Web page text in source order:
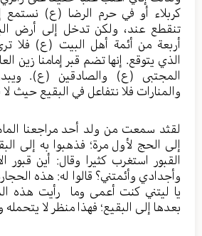
كربلاء أو في حرم الرضا (ع) نستمع
تنقطع عند، ولكن تدخل إلى أرض
أربعة من أئمة أهل البيت (ع) فلا
الذي يتوقع. إنها تضم قبر إمامنا زين
المجتبى (ع) والصادقين (ع). ويبدو
والمنارات فلا نتفاعل في البقيع حيث لا
لقثد سمعت من ولد أحد مراجعنا
إلى الحج لأول مرة؛ فذهبوا به إلى
القبور استغرب كثيرا وقال: أين قبور
وأجدادي وأئمتني؟ قالوا له: هذه
يا ليتني كنت أعمى وما رأيت هذه
بعدها إلى البقيع؛ فهذا منظر لا